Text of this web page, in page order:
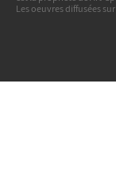
Les oeuvres diffusées